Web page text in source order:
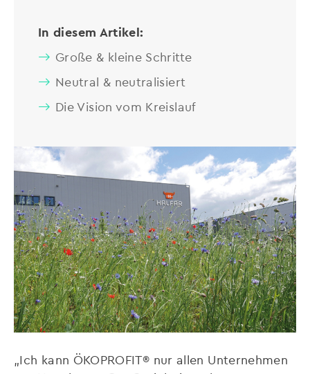
In diesem Artikel:
Große & kleine Schritte
Neutral & neutralisiert
Die Vision vom Kreislauf
„Ich kann ÖKOPROFIT® nur allen Unternehmen